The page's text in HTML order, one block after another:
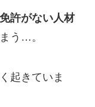
許がない人材
う…。
起きていま